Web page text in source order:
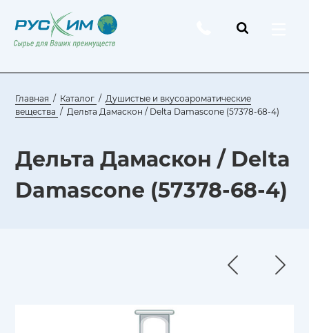
Главная Каталог
Душистые и вкусоароматические
вещества
Дельта Дамаскон / Delta Damascone (57378-68-4)
Дельта Дамаскон / Delta
Damascone (57378-68-4)